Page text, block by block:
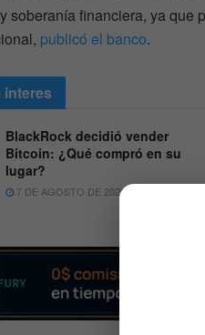
soberanía financiera, ya que
publicó el banco.
interes
BlackRock decidió vender
Bitcoin: ¿Qué compró en su
lugar?
7 DE AGOSTO DE 2026